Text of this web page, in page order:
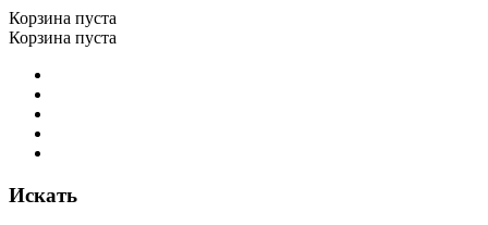
Корзина пуста
Корзина пуста
Искать